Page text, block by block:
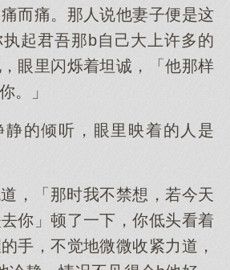
而痛。那人说他妻子便是这
起君吾那b自己大上许多的
眼里闪烁着坦诚，「他那样
。」
静的倾听，眼里映着的人是
，「那时我不禁想，若今天
你」顿了一下，你低头看着
手，不觉地微微收紧力道，